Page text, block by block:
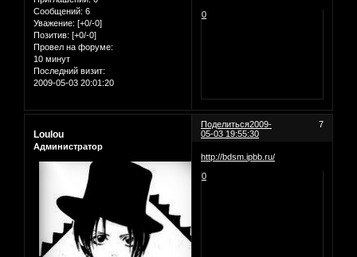
Сообщений: 6
Уважение: [+0/-0]
Позитив: [+0/-0]
Провел на форуме:
10 минут
Последний визит:
2009-05-03 20:01:20
0
Поделиться 7
2009-
05-03 19:55:30
Loulou
Администратор
http://bdsm.ipbb.ru/
0